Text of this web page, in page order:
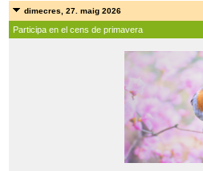
dimecres, 27. maig 2026
Participa en el cens de primavera